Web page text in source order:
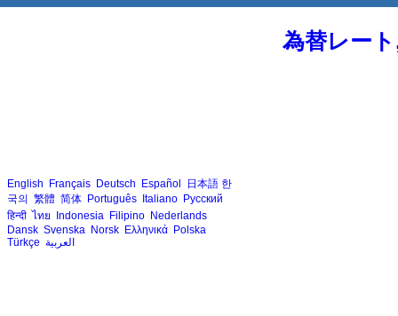
為替レー
English Français Deutsch Español 日本語 한
국의 繁體 简体 Português Italiano Русский
हिन्दी ไทย Indonesia Filipino Nederlands
Dansk Svenska Norsk Ελληνικά Polska
Türkçe العربية